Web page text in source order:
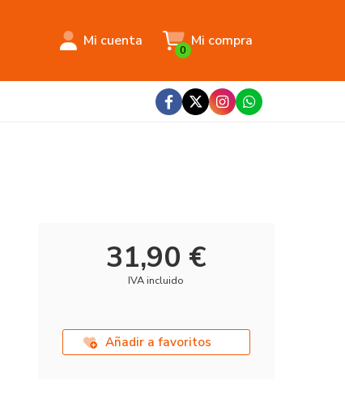
Mi cuenta Mi compra
0
31,90 €
IVA incluido
Añadir a favoritos